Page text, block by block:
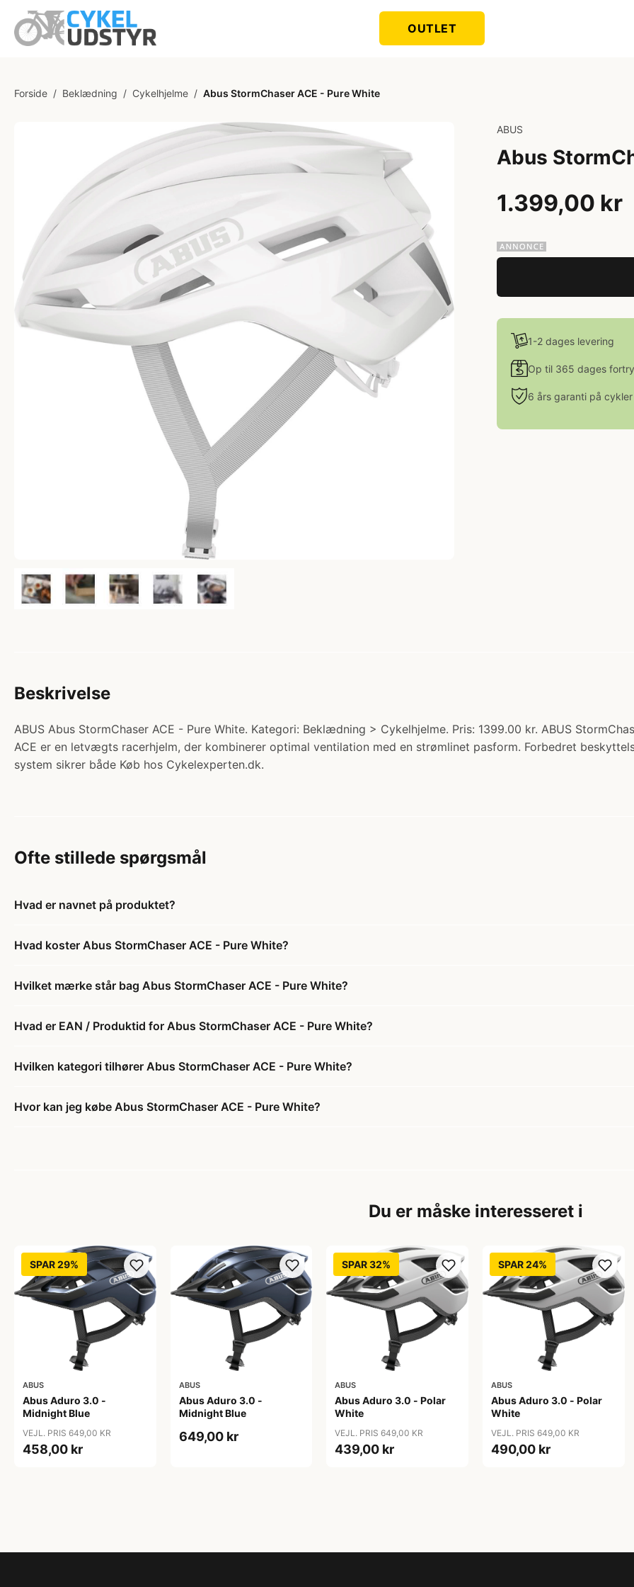
OUTLET
Forside / Beklædning / Cykelhjelme / Abus StormChaser ACE - Pure White
ABUS
Abus
1.399,00 kr
1-2 dages levering
Op til 365 dages
6 års garanti på cykler
Beskrivelse
ABUS Abus StormChaser ACE - Pure White. Kategori: Beklædning > Cykelhjelme. Pris: 1399.00 kr. ABUS
ACE er en letvægts racerhjelm, der kombinerer optimal ventilation med en strømlinet pasform. Forbedret
system sikrer både Køb hos Cykelexperten.dk.
Ofte stillede spørgsmål
Hvad er navnet på produktet?
Hvad koster Abus StormChaser ACE - Pure White?
Hvilket mærke står bag Abus StormChaser ACE - Pure White?
Hvad er EAN / Produktid for Abus StormChaser ACE - Pure White?
Hvilken kategori tilhører Abus StormChaser ACE - Pure White?
Hvor kan jeg købe Abus StormChaser ACE - Pure White?
Du er måske interesseret i
SPAR 29%
ABUS
Abus Aduro 3.0 -
Midnight Blue
VEJL. PRIS 649,00 KR
458,00 kr
ABUS
Abus Aduro 3.0 -
Midnight Blue
649,00 kr
SPAR 32%
ABUS
Abus Aduro 3.0 - Polar
White
VEJL. PRIS 649,00 KR
439,00 kr
SPAR 24%
ABUS
Abus Aduro 3.0 - Polar
White
VEJL. PRIS 649,00 KR
490,00 kr